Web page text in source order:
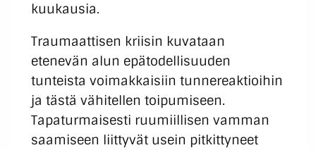
kuukausia.
Traumaattisen kriisin kuvataan
etenevän alun epätodellisuuden
tunteista voimakkaisiin tunnereaktioihin
ja tästä vähitellen toipumiseen.
Tapaturmaisesti ruumiillisen vamman
saamiseen liittyvät usein pitkittyneet